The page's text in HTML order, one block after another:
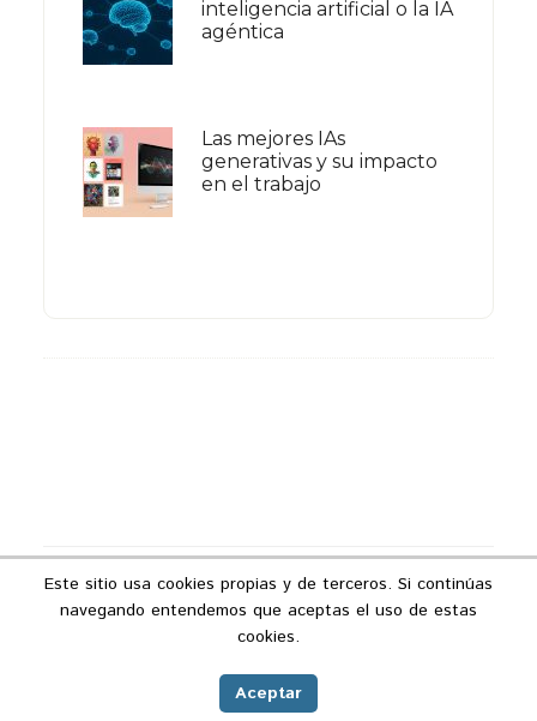
inteligencia artificial o la IA
agéntica
Las mejores IAs
generativas y su impacto
en el trabajo
Copyright © 2026 ·Podcast Industria 4.0
Política de privacidad
Este sitio usa cookies propias y de terceros. Si continúas
navegando entendemos que aceptas el uso de estas
cookies.
Aceptar